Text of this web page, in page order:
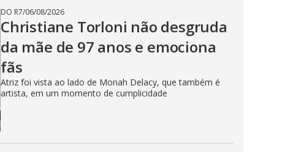
DO R7/06/08/2026
Christiane Torloni não desgruda
da mãe de 97 anos e emociona
fãs
Atriz foi vista ao lado de Monah Delacy, que também é
artista, em um momento de cumplicidade